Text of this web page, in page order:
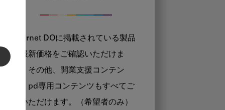
Internet DOに掲載されている製品
の最新価格をご確認いただけま
す。その他、開業支援コンテン
ツ、pd専用コンテンツもすべてご
覧いただけます。（希望者のみ）